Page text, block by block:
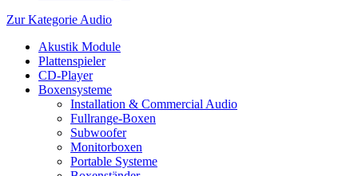
Zur Kategorie Audio
Akustik Module
Plattenspieler
CD-Player
Boxensysteme
Installation & Commercial Audio
Fullrange-Boxen
Subwoofer
Monitorboxen
Portable Systeme